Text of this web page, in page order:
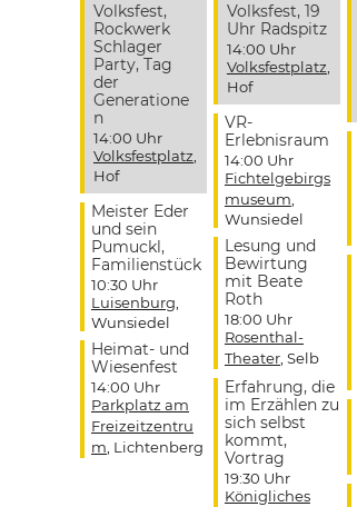
Volksfest,
Rockwerk
Schlager
Party, Tag
der
Generatione
n
14:00 Uhr
Volksfestplatz,
Hof
Meister Eder
und sein
Pumuckl,
Familienstück
10:30 Uhr
Luisenburg,
Wunsiedel
Heimat- und
Wiesenfest
14:00 Uhr
Parkplatz am
Freizeitzentru
m, Lichtenberg
Volksfest, 19
Uhr Radspitz
14:00 Uhr
Volksfestplatz,
Hof
VR-
Erlebnisraum
14:00 Uhr
Fichtelgebirgs
museum,
Wunsiedel
Lesung und
Bewirtung
mit Beate
Roth
18:00 Uhr
Rosenthal-
Theater, Selb
Erfahrung, die
im Erzählen zu
sich selbst
kommt,
Vortrag
19:30 Uhr
Königliches